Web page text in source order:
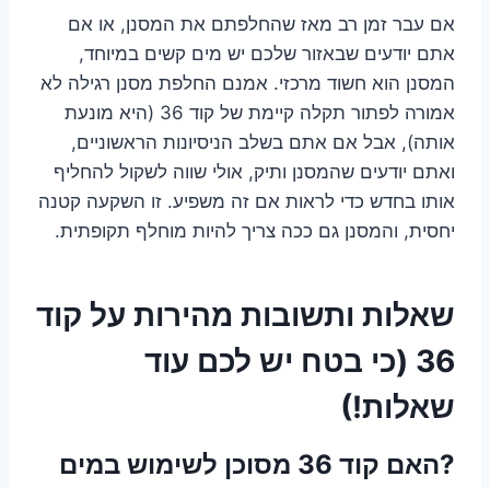
אם עבר זמן רב מאז שהחלפתם את המסנן, או אם
אתם יודעים שבאזור שלכם יש מים קשים במיוחד,
המסנן הוא חשוד מרכזי. אמנם החלפת מסנן רגילה לא
אמורה לפתור תקלה קיימת של קוד 36 (היא מונעת
אותה), אבל אם אתם בשלב הניסיונות הראשוניים,
ואתם יודעים שהמסנן ותיק, אולי שווה לשקול להחליף
אותו בחדש כדי לראות אם זה משפיע. זו השקעה קטנה
יחסית, והמסנן גם ככה צריך להיות מוחלף תקופתית.
שאלות ותשובות מהירות על קוד
36 (כי בטח יש לכם עוד
שאלות!)
?האם קוד 36 מסוכן לשימוש במים